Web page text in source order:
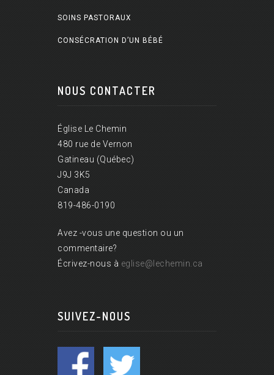
SOINS PASTORAUX
CONSÉCRATION D’UN BÉBÉ
NOUS CONTACTER
Église Le Chemin
480 rue de Vernon
Gatineau (Québec)
J9J 3K5
Canada
819-486-0190
Avez -vous une question ou un
commentaire?
Écrivez-nous à eglise@lechemin.ca
SUIVEZ-NOUS